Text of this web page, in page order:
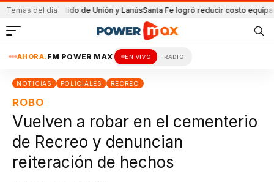
Temas del día
el partido de Unión y LanúsSanta Fe logró reducir costo equipamiento
AHORA: FM POWER MAX EN VIVO RADIO
NOTICIAS POLICIALES RECREO
ROBO
Vuelven a robar en el cementerio
de Recreo y denuncian
reiteración de hechos